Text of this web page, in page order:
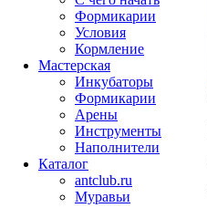
Формикарии
Условия
Кормление
Мастерская
Инкубаторы
Формикарии
Арены
Инструменты
Наполнители
Каталог
antclub.ru
Муравьи